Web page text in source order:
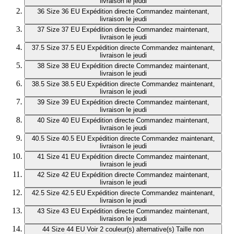
36 Size 36 EU Expédition directe Commandez maintenant,
livraison le jeudi
37 Size 37 EU Expédition directe Commandez maintenant,
livraison le jeudi
37.5 Size 37.5 EU Expédition directe Commandez maintenant,
livraison le jeudi
38 Size 38 EU Expédition directe Commandez maintenant,
livraison le jeudi
38.5 Size 38.5 EU Expédition directe Commandez maintenant,
livraison le jeudi
39 Size 39 EU Expédition directe Commandez maintenant,
livraison le jeudi
40 Size 40 EU Expédition directe Commandez maintenant,
livraison le jeudi
40.5 Size 40.5 EU Expédition directe Commandez maintenant,
livraison le jeudi
41 Size 41 EU Expédition directe Commandez maintenant,
livraison le jeudi
42 Size 42 EU Expédition directe Commandez maintenant,
livraison le jeudi
42.5 Size 42.5 EU Expédition directe Commandez maintenant,
livraison le jeudi
43 Size 43 EU Expédition directe Commandez maintenant,
livraison le jeudi
44 Size 44 EU Voir 2 couleur(s) alternative(s) Taille non